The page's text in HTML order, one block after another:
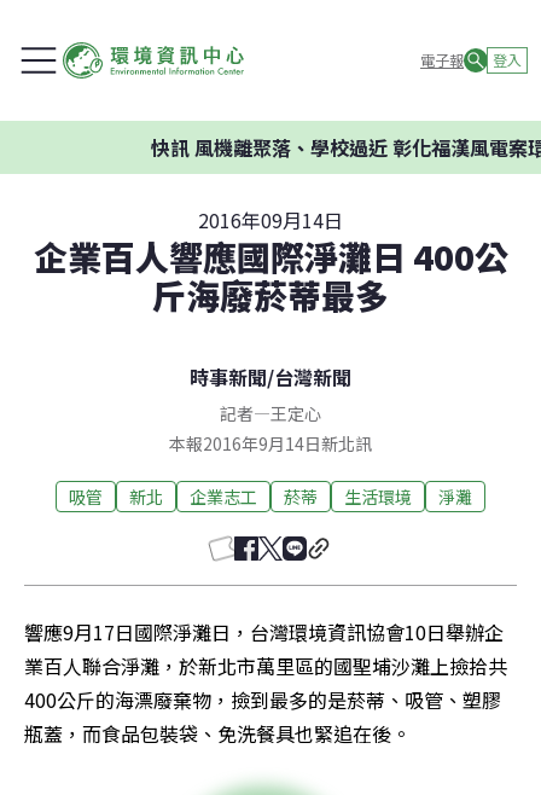
電子報 登入
風機離聚落、學校過近 彰化福漢風電案環委建
2016年09月14日
企業百人響應國際淨灘日 400公
斤海廢菸蒂最多
時事新聞/台灣新聞
記者—王定心
本報2016年9月14日新北訊
吸管 新北 企業志工 菸蒂 生活環境 淨灘
響應9月17日國際淨灘日，台灣環境資訊協會10日舉辦企
業百人聯合淨灘，於新北市萬里區的國聖埔沙灘上撿拾共
400公斤的海漂廢棄物，撿到最多的是菸蒂、吸管、塑膠
瓶蓋，而食品包裝袋、免洗餐具也緊追在後。